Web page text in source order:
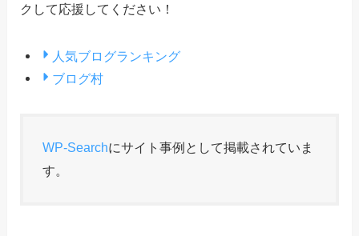
クして応援してください！
人気ブログランキング
ブログ村
WP-Searchにサイト事例として掲載されていま
す。